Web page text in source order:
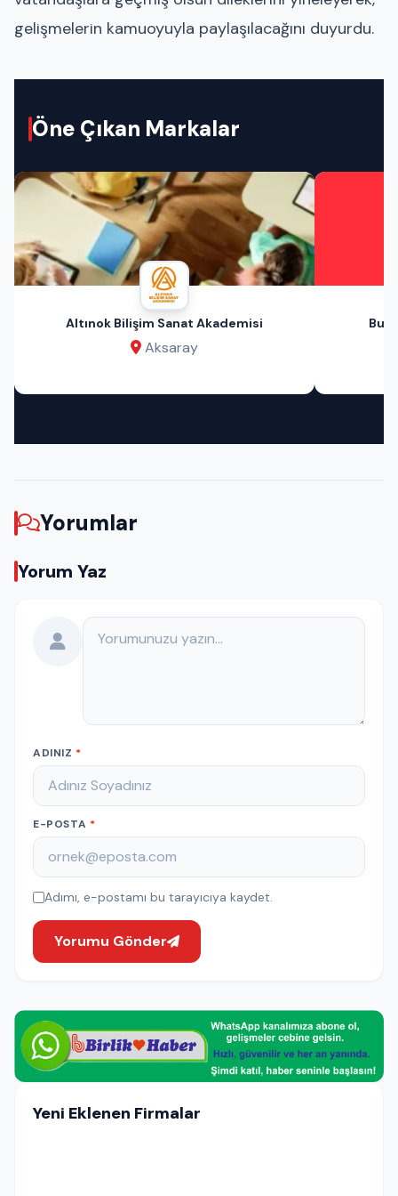
gelişmelerin kamuoyuyla paylaşılacağını duyurdu.
Öne Çıkan Markalar
Altınok Bilişim Sanat Akademisi
Aksaray
Bu
Yorumlar
Yorum Yaz
Yorumunuz
ADINIZ *
E-POSTA *
Adımı, e-postamı bu tarayıcıya kaydet.
Yorumu Gönder
Yeni Eklenen Firmalar